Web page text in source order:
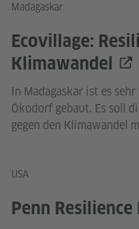
Madagaskar
Ecovillage:
Klimawandel
In Madagaskar ist es
Ökodorf gebaut. Es soll
gegen den Klimawandel
USA
Penn Resilience